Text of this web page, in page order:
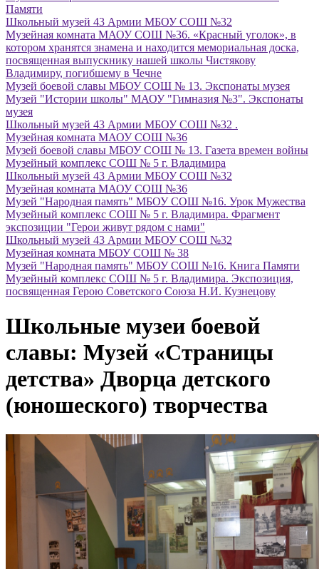
Памяти
Школьный музей 43 Армии МБОУ СОШ №32
Музейная комната МАОУ СОШ №36. «Красный уголок», в
котором хранятся знамена и находится мемориальная доска,
посвященная выпускнику нашей школы Чистякову
Владимиру, погибшему в Чечне
Музей боевой славы МБОУ СОШ № 13. Экспонаты музея
Музей "Истории школы" МАОУ "Гимназия №3". Экспонаты
музея
Школьный музей 43 Армии МБОУ СОШ №32 .
Музейная комната МАОУ СОШ №36
Музей боевой славы МБОУ СОШ № 13. Газета времен войны
Музейный комплекс СОШ № 5 г. Владимира
Школьный музей 43 Армии МБОУ СОШ №32
Музейная комната МАОУ СОШ №36
Музей "Народная память" МБОУ СОШ №16. Урок Мужества
Музейный комплекс СОШ № 5 г. Владимира. Фрагмент
экспозиции "Герои живут рядом с нами"
Школьный музей 43 Армии МБОУ СОШ №32
Музейная комната МБОУ СОШ № 38
Музей "Народная память" МБОУ СОШ №16. Книга Памяти
Музейный комплекс СОШ № 5 г. Владимира. Экспозиция,
посвященная Герою Советского Союза Н.И. Кузнецову
Школьные музеи боевой
славы: Музей «Страницы
детства» Дворца детского
(юношеского) творчества